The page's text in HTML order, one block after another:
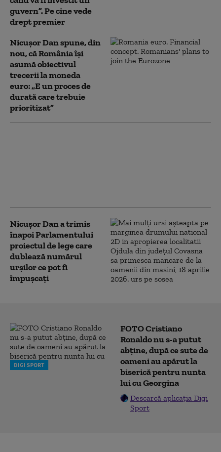
guvern”. Pe cine vede
drept premier
Nicușor Dan spune, din
nou, că România își
asumă obiectivul
trecerii la moneda
euro: „E un proces de
durată care trebuie
prioritizat”
Nicușor Dan a trimis
înapoi Parlamentului
proiectul de lege care
dublează numărul
urșilor ce pot fi
împușcați
DIGI SPORT
FOTO Cristiano
Ronaldo nu s-a putut
abține, după ce sute de
oameni au apărut la
biserică pentru nunta
lui cu Georgina
Descarcă aplicația Digi
Sport